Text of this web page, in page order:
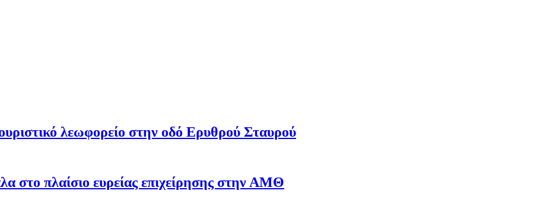
λεωφορείο στην οδό Ερυθρού Σταυρού
στο πλαίσιο ευρείας επιχείρησης στην ΑΜΘ